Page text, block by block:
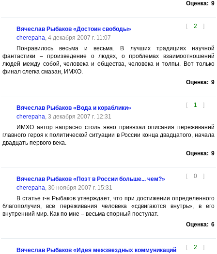
Оценка: 9
[ 2 ]
Вячеслав Рыбаков «Достоин свободы»
cherepaha, 4 декабря 2007 г. 11:07
Понравилось весьма и весьма. В лучших традициях научной
фантастики – произведение о людях, о проблемах взаимоотношений
людей между собой, человека и общества, человека и толпы. Вот только
финал слегка смазан, ИМХО.
Оценка: 9
[ 1 ]
Вячеслав Рыбаков «Вода и кораблики»
cherepaha, 3 декабря 2007 г. 12:31
ИМХО автор напрасно столь явно привязал описания переживаний
главного героя к политической ситуации в России конца двадцатого, начала
двадцать первого века.
Оценка: 9
[ 0 ]
Вячеслав Рыбаков «Поэт в России больше... чем?»
cherepaha, 30 ноября 2007 г. 15:31
В статье г-н Рыбаков утверждает, что при достижении определенного
благополучия, все переживания человека «сдвигаются внутрь», в его
внутренний мир. Как по мне – весьма спорный постулат.
Оценка: 6
[ 2 ]
Вячеслав Рыбаков «Идея межзвездных коммуникаций